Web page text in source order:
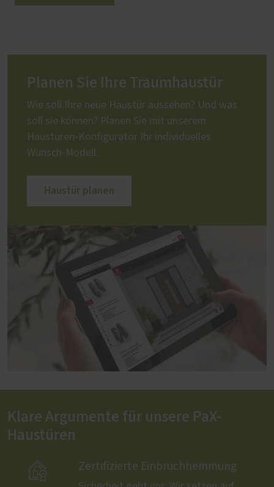
Planen Sie Ihre Traumhaustür
Wie soll Ihre neue Haustür aussehen? Und was
soll sie können? Planen Sie mit unserem
Haustüren-Konfigurator Ihr individuelles
Wunsch-Modell.
Haustür planen
Klare Argumente für unsere PaX-
Haustüren
 Zertifizierte Einbruchhemmung